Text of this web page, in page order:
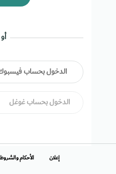
أو
الدخول بحساب
الدخول بحساب غوغل
إعلان الأحكام والشروط